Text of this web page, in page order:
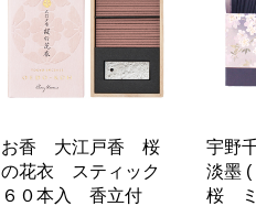
お香 大江戸香 桜
の花衣 スティック
６０本入 香立付
宇野
淡墨 (
桜